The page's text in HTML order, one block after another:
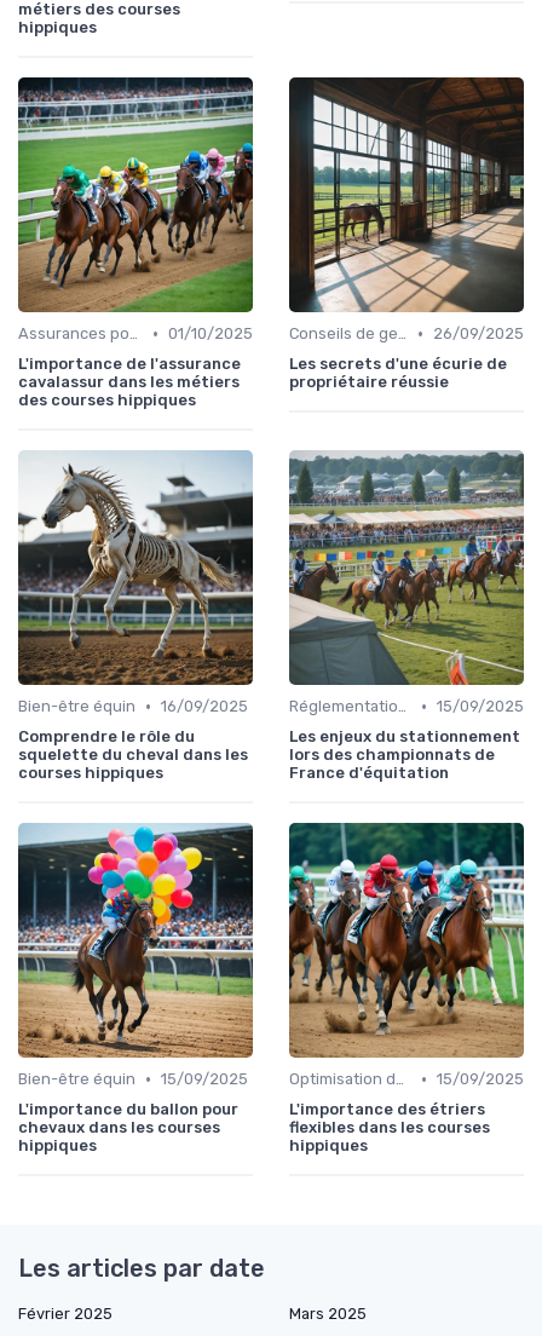
métiers des courses
hippiques
Assurances pour les professionnels • 01/10/2025
L'importance de l'assurance
cavalassur dans les métiers
des courses hippiques
Conseils de gestion d’écurie •
26/09/2025
Les secrets d'une écurie de
propriétaire réussie
Bien-être équin • 16/09/2025
Comprendre le rôle du
squelette du cheval dans les
courses hippiques
Réglementation des courses • 15/09/2025
Les enjeux du stationnement
lors des championnats de
France d'équitation
Bien-être équin • 15/09/2025
L'importance du ballon pour
chevaux dans les courses
hippiques
Optimisation des performances • 15/09/2025
L'importance des étriers
flexibles dans les courses
hippiques
Les articles par date
Février 2025
Mars 2025